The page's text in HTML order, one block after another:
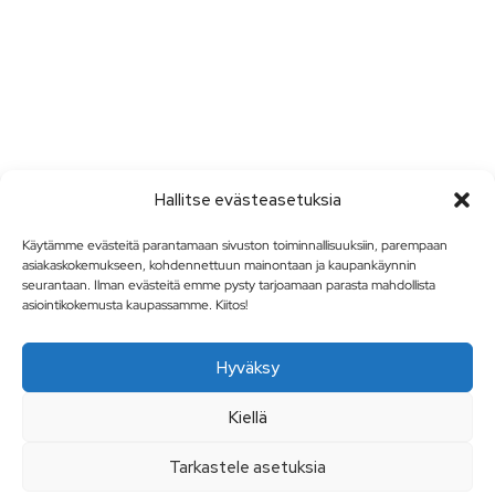
Hallitse evästeasetuksia
Käytämme evästeitä parantamaan sivuston toiminnallisuuksiin, parempaan
asiakaskokemukseen, kohdennettuun mainontaan ja kaupankäynnin
seurantaan. Ilman evästeitä emme pysty tarjoamaan parasta mahdollista
asiointikokemusta kaupassamme. Kiitos!
Hyväksy
Kiellä
Tarkastele asetuksia